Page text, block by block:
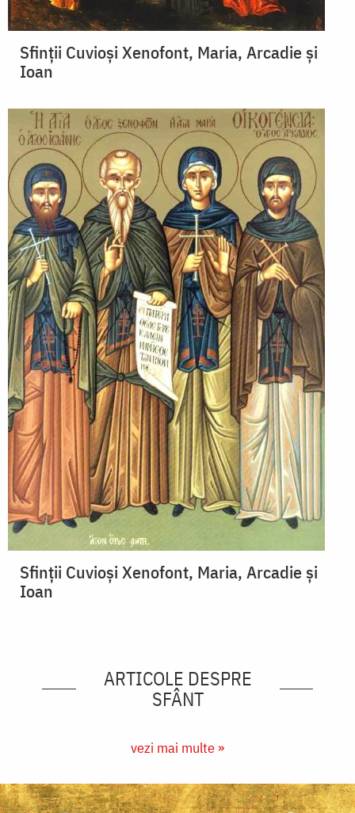
Sfinții Cuvioși Xenofont, Maria, Arcadie și
Ioan
Sfinții Cuvioși Xenofont, Maria, Arcadie și
Ioan
ARTICOLE DESPRE
SFÂNT
vezi mai multe »